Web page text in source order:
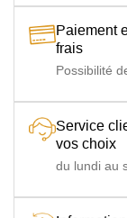
Matelas
SUPER
Matelas
TOPPER
MEMORY
POCKET
Paiement
frais
Possibilité
Service
vos choix
du lundi au